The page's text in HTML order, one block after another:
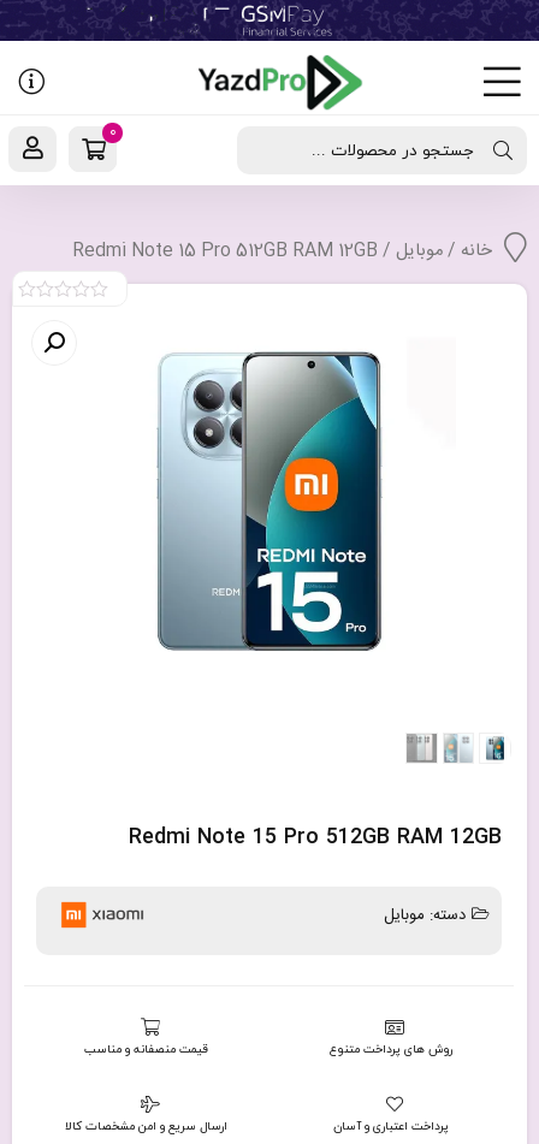
جستجو در محصولات ...
0
خانه /موبایل / Redmi Note 15 Pro 512GB RAM 12GB
Redmi Note 15 Pro 512GB RAM 12GB
دسته: موبایل
روش های پرداخت متنوع قیمت منصفانه و مناسب
پرداخت اعتباری و آسان ارسال سریع و امن مشخصات کالا